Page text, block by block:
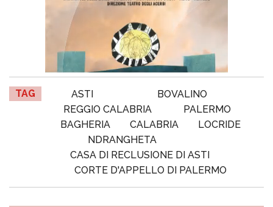
TAG ASTI
BOVALINO
REGGIO CALABRIA
PALERMO
BAGHERIA
CALABRIA
LOCRIDE
NDRANGHETA
CASA DI RECLUSIONE DI ASTI
CORTE D'APPELLO DI PALERMO